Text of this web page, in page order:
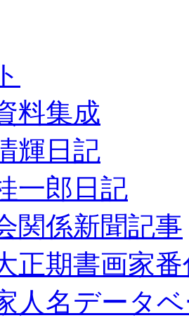
料集成
輝日記
一郎日記
関係新聞記事
正期書画家
人名データ